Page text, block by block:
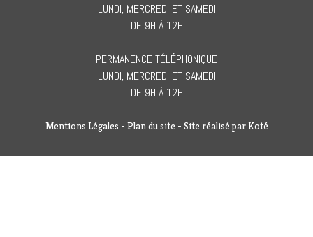
LUNDI, MERCREDI ET SAMEDI
DE 9H À 12H
PERMANENCE TÉLÉPHONIQUE
LUNDI, MERCREDI ET SAMEDI
DE 9H À 12H
Mentions Légales - Plan du site - Site réalisé parKoté